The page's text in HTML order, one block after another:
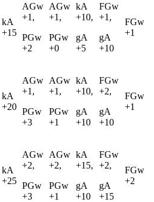
kA
+15
AGw
+1,
PGw
+2
AGw
+1,
PGw
+0
kA
+10,
gA
+5
FGw
+1,
gA
+10
FGw
+1
kA
+20
AGw
+1,
PGw
+3
AGw
+1,
PGw
+1
kA
+10,
gA
+10
FGw
+2,
gA
+10
FGw
+1
kA
+25
AGw
+2,
PGw
+3
AGw
+2,
PGw
+1
kA
+15,
gA
+10
FGw
+2,
gA
+15
FGw
+2